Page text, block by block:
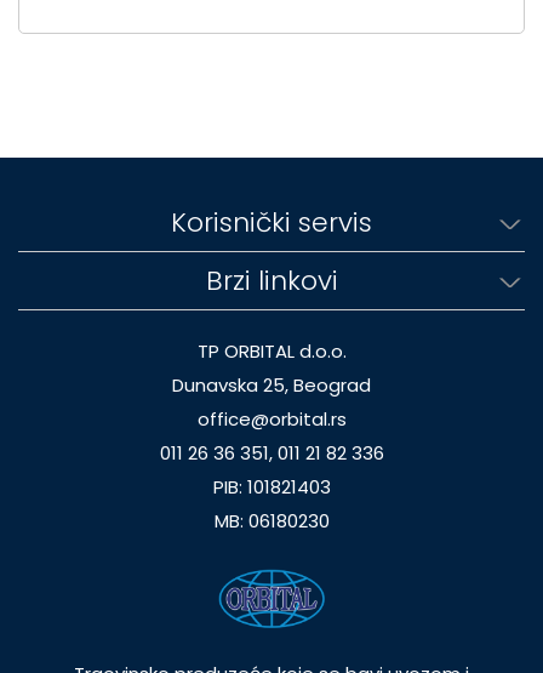
Korisnički servis
Brzi linkovi
TP ORBITAL d.o.o.
Dunavska 25, Beograd
office@orbital.rs
011 26 36 351, 011 21 82 336
PIB: 101821403
MB: 06180230